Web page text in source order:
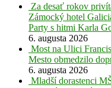
Za desať rokov
Zámocký hotel
Party s hitmi Karla
6. augusta 2026
Most na Ulici
Mesto obmedzilo
6. augusta 2026
Mladší dorastenci